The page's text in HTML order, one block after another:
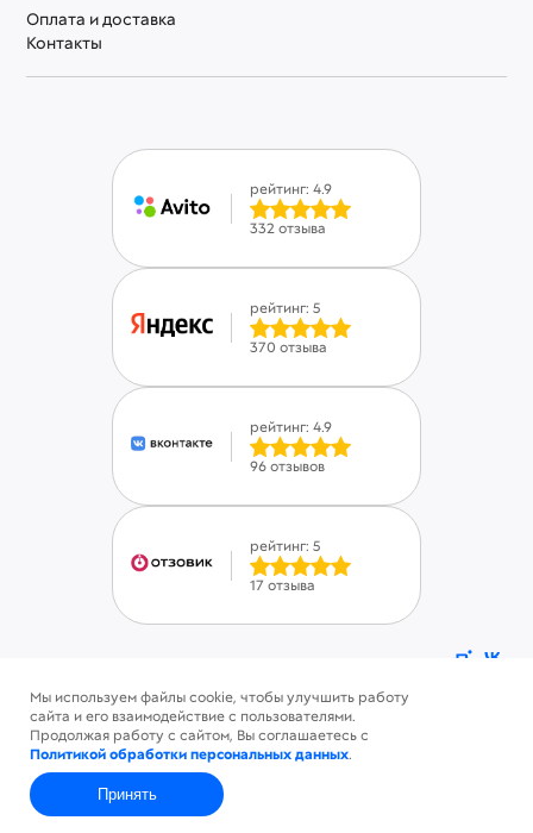
Оплата и доставка
Контакты
рейтинг: 4.9
332 отзыва
рейтинг: 5
370 отзыва
рейтинг: 4.9
96 отзывов
рейтинг: 5
17 отзыва
Политика конфиденциальности
Пользовательское соглашение
ⓒ Savinsname 2015-2026. Все права защищены
Мы используем файлы cookie, чтобы улучшить работу
сайта и его взаимодействие с пользователями.
Продолжая работу с сайтом, Вы соглашаетесь с
Политикой обработки персональных данных.
Принять